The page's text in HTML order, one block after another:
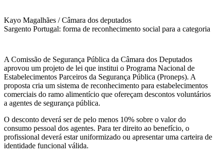
Kayo Magalhães / Câmara dos deputados
Sargento Portugal: forma de reconhecimento social para a categoria
A Comissão de Segurança Pública da Câmara dos Deputados
aprovou um projeto de lei que institui o Programa Nacional de
Estabelecimentos Parceiros da Segurança Pública (Proneps). A
proposta cria um sistema de reconhecimento para estabelecimentos
comerciais do ramo alimentício que ofereçam descontos voluntários
a agentes de segurança pública.
O desconto deverá ser de pelo menos 10% sobre o valor do
consumo pessoal dos agentes. Para ter direito ao benefício, o
profissional deverá estar uniformizado ou apresentar uma carteira de
identidade funcional válida.